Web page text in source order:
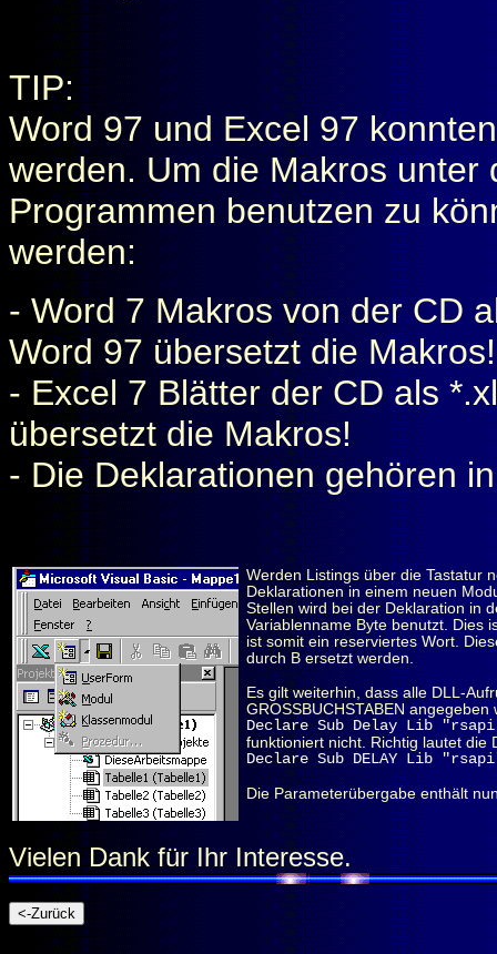
TIP:
Word 97 und Excel 97
werden. Um die Makros unter
Programmen benutzen zu
werden:
- Word 7 Makros von der CD
Word 97 übersetzt die Makros!
- Excel 7 Blätter der CD als
übersetzt die Makros!
- Die Deklarationen gehören
Werden Listings über die Tastatur
Deklarationen in einem neuen
Stellen wird bei der Deklaration in
Variablenname Byte benutzt. Dies
ist somit ein reserviertes Wort.
durch B ersetzt werden.
Es gilt weiterhin, dass alle DLL-
GROSSBUCHSTABEN angegeben
Declare Sub Delay Lib
funktioniert nicht. Richtig lautet die
Declare Sub DELAY Lib
Die Parameterübergabe enthält
Vielen Dank für Ihr Interesse.